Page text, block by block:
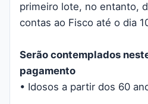
primeiro lote, no entanto,
contas ao Fisco até o dia
Serão contemplados
pagamento
• Idosos a partir dos 60